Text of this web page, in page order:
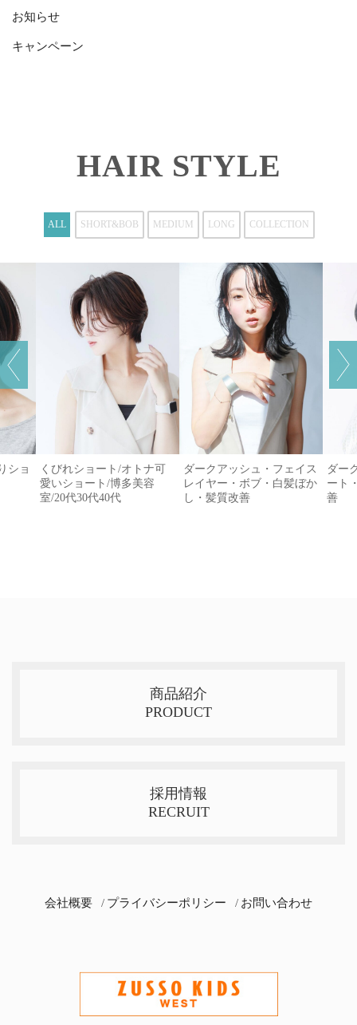
お知らせ
キャンペーン
HAIR STYLE
ALL SHORT&BOB MEDIUM LONG COLLECTION
ショ
くびれショート/オトナ可
愛いショート/博多美容
室/20代30代40代
ダークアッシュ・フェイス
レイヤー・ボブ・白髪ぼか
し・髪質改善
ダー
ート
善
商品紹介
PRODUCT
採用情報
RECRUIT
会社概要 プライバシーポリシー お問い合わせ